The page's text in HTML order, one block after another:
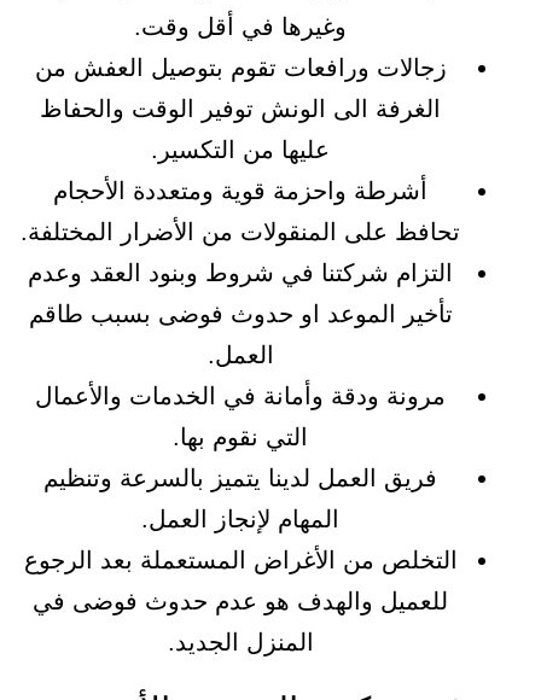
وغيرها في أقل وقت.
زجالات ورافعات تقوم بتوصيل العفش من
الغرفة الى الونش توفير الوقت والحفاظ
عليها من التكسير.
أشرطة واحزمة قوية ومتعددة الأحجام
تحافظ على المنقولات من الأضرار المختلفة.
التزام شركتنا في شروط وبنود العقد وعدم
تأخير الموعد او حدوث فوضى بسبب طاقم
العمل.
مرونة ودقة وأمانة في الخدمات والأعمال
التي نقوم بها.
فريق العمل لدينا يتميز بالسرعة وتنظيم
المهام لإنجاز العمل.
التخلص من الأغراض المستعملة بعد الرجوع
للعميل والهدف هو عدم حدوث فوضى في
المنزل الجديد.